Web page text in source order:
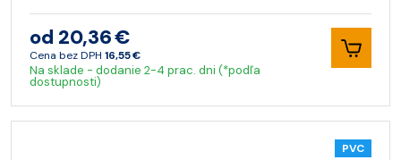
od 20,36 €
Cena bez DPH 16,55 €
Na sklade - dodanie 2-4 prac. dni (*podľa
dostupnosti)
PVC